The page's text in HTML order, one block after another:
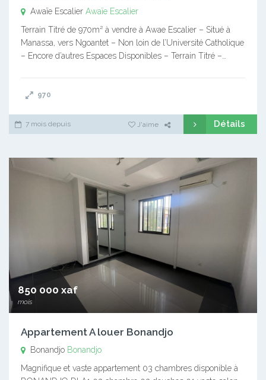
Awaïe Escalier Awaïe Escalier
Terrain Titré de 970m² à vendre à Awae Escalier – Situé à
Manassa, vers Ngoantet – Non loin de l’Université Catholique
– Encore d’autres Espaces Disponibles – Terrain Titré –…
970
7 mois depuis J'aime Détails
850 000 xaf
mois
Appartement A louer Bonandjo
Bonandjo Bonandjo
Magnifique et vaste appartement 03 chambres disponible à